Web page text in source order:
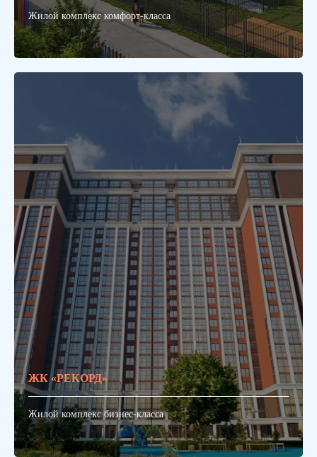
Жилой комплекс комфорт-класса
ЖК «РЕКОРД»
Жилой комплекс бизнес-класса